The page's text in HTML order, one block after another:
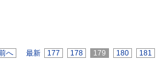
へ 最新 177 178 179 180 181